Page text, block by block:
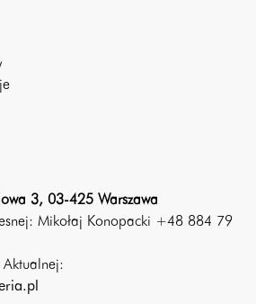
3, 03-425 Warszawa
Mikołaj Konopacki +48 884 79
Aktualnej: